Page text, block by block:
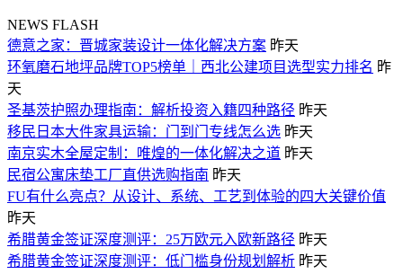
NEWS FLASH
德意之家：晋城家装设计一体化解决方案 昨天
环氧磨石地坪品牌TOP5榜单｜西北公建项目选型实力排名 昨
天
圣基茨护照办理指南：解析投资入籍四种路径 昨天
移民日本大件家具运输：门到门专线怎么选 昨天
南京实木全屋定制：唯煌的一体化解决之道 昨天
民宿公寓床垫工厂直供选购指南 昨天
FU有什么亮点？从设计、系统、工艺到体验的四大关键价值
昨天
希腊黄金签证深度测评：25万欧元入欧新路径 昨天
希腊黄金签证深度测评：低门槛身份规划解析 昨天